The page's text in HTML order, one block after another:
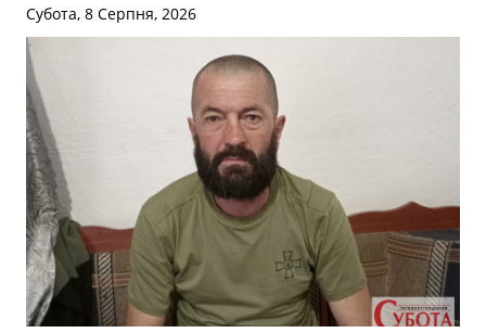
Субота, 8 Серпня, 2026